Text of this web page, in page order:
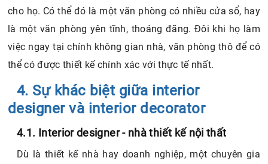
cho họ. Có thể đó là một văn phòng có nhiều cửa sổ, hay
là một văn phòng yên tĩnh, thoáng đãng. Đôi khi họ làm
việc ngay tại chính không gian nhà, văn phòng thô để có
thể có được thiết kế chính xác với thực tế nhất.
4. Sự khác biệt giữa interior
designer và interior decorator
4.1. Interior designer - nhà thiết kế nội thất
Dù là thiết kế nhà hay doanh nghiệp, một chuyên gia